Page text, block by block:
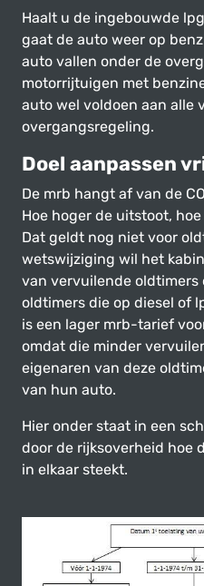
Haalt u de ingebouwde
gaat de auto weer op
auto vallen onder de
motorrijtuigen met
auto wel voldoen aan alle
overgangsregeling.
Doel aanpassen
De mrb hangt af van de
Hoe hoger de uitstoot,
Dat geldt nog niet voor
wetswijziging wil het
van vervuilende oldtimers
oldtimers die op diesel of
is een lager mrb-tarief
omdat die minder
eigenaren van deze
van hun auto.
Hier onder staat in een
door de rijksoverheid hoe
in elkaar steekt.